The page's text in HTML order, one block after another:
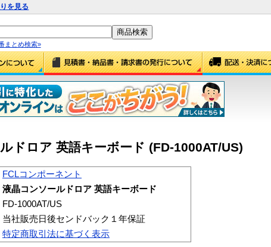
を見る
まとめ検索»
ドロア 英語キーボード (FD-1000AT/US)
FCLコンポーネント
液晶コンソールドロア 英語キーボード
FD-1000AT/US
当社販売日後センドバック１年保証
特定商取引法に基づく表示